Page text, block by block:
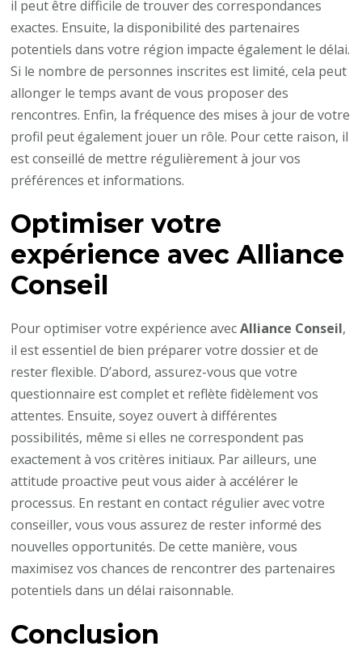
il peut être difficile de trouver des correspondances
exactes. Ensuite, la disponibilité des partenaires
potentiels dans votre région impacte également le délai.
Si le nombre de personnes inscrites est limité, cela peut
allonger le temps avant de vous proposer des
rencontres. Enfin, la fréquence des mises à jour de votre
profil peut également jouer un rôle. Pour cette raison, il
est conseillé de mettre régulièrement à jour vos
préférences et informations.
Optimiser votre
expérience avecAlliance
Conseil
Pour optimiser votre expérience avecAlliance Conseil,
il est essentiel de bien préparer votre dossier et de
rester flexible. D’abord, assurez-vous que votre
questionnaire est complet et reflète fidèlement vos
attentes. Ensuite, soyez ouvert à différentes
possibilités, même si elles ne correspondent pas
exactement à vos critères initiaux. Par ailleurs, une
attitude proactive peut vous aider à accélérer le
processus. En restant en contact régulier avec votre
conseiller, vous vous assurez de rester informé des
nouvelles opportunités. De cette manière, vous
maximisez vos chances de rencontrer des partenaires
potentiels dans un délai raisonnable.
Conclusion